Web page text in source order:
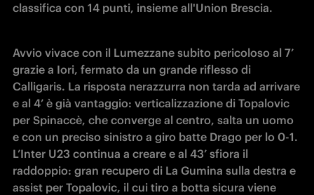
classifica con 14 punti, insieme all'Union Brescia.
Avvio vivace con il Lumezzane subito pericoloso al 7’
grazie a Iori, fermato da un grande riflesso di
Calligaris. La risposta nerazzurra non tarda ad arrivare
e al 4’ è già vantaggio: verticalizzazione di Topalovic
per Spinaccè, che converge al centro, salta un uomo
e con un preciso sinistro a giro batte Drago per lo 0-1.
L’Inter U23 continua a creare e al 43’ sfiora il
raddoppio: gran recupero di La Gumina sulla destra e
assist per Topalovic, il cui tiro a botta sicura viene